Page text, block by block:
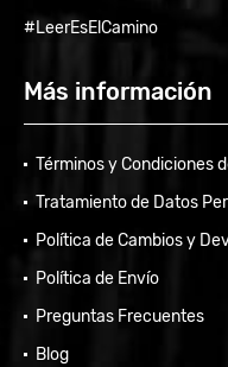
#LeerEsElCamino
Más información
Términos y Condiciones
Tratamiento de Datos
Política de Cambios y
Política de Envío
Preguntas Frecuentes
Blog